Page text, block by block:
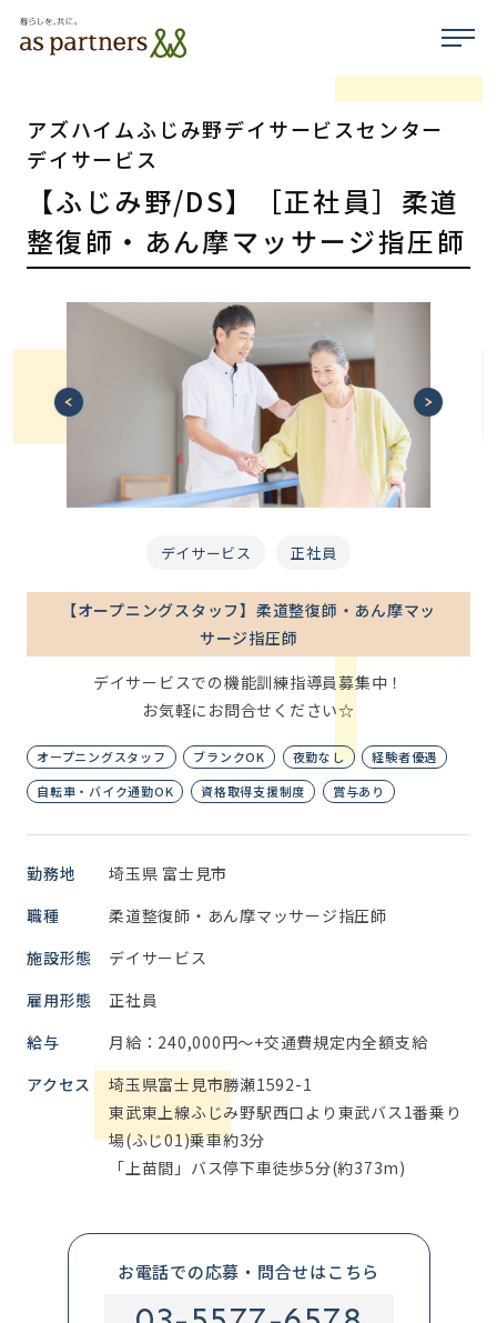
アズハイムふじみ野デイサービスセンター
デイサービス
【ふじみ野/DS】［正社員］柔道
整復師・あん摩マッサージ指圧師
デイサービス 正社員
【オープニングスタッフ】柔道整復師・あん摩マッ
サージ指圧師
デイサービスでの機能訓練指導員募集中！
お気軽にお問合せください☆
オープニングスタッフ ブランクOK 夜勤なし
経験者優遇
自転車・バイク通勤OK
資格取得支援制度 賞与あり
勤務地
埼玉県 富士見市
職種
柔道整復師・あん摩マッサージ指圧師
施設形態
デイサービス
雇用形態
正社員
給与
月給：240,000円～+交通費規定内全額支給
アクセス
埼玉県富士見市勝瀬1592-1
東武東上線ふじみ野駅西口より東武バス1番乗り
場(ふじ01)乗車約3分
「上苗間」バス停下車徒歩5分(約373m)
お電話での応募・問合せはこちら